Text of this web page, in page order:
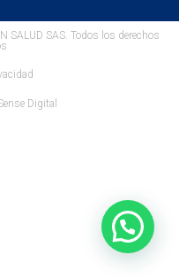
SALUD SAS. Todos los derechos
Digital